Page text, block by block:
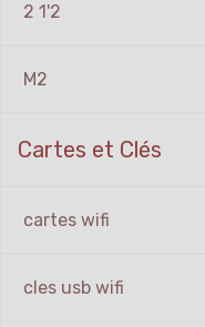
2 1'2
M2
Cartes et Clés
cartes wifi
cles usb wifi